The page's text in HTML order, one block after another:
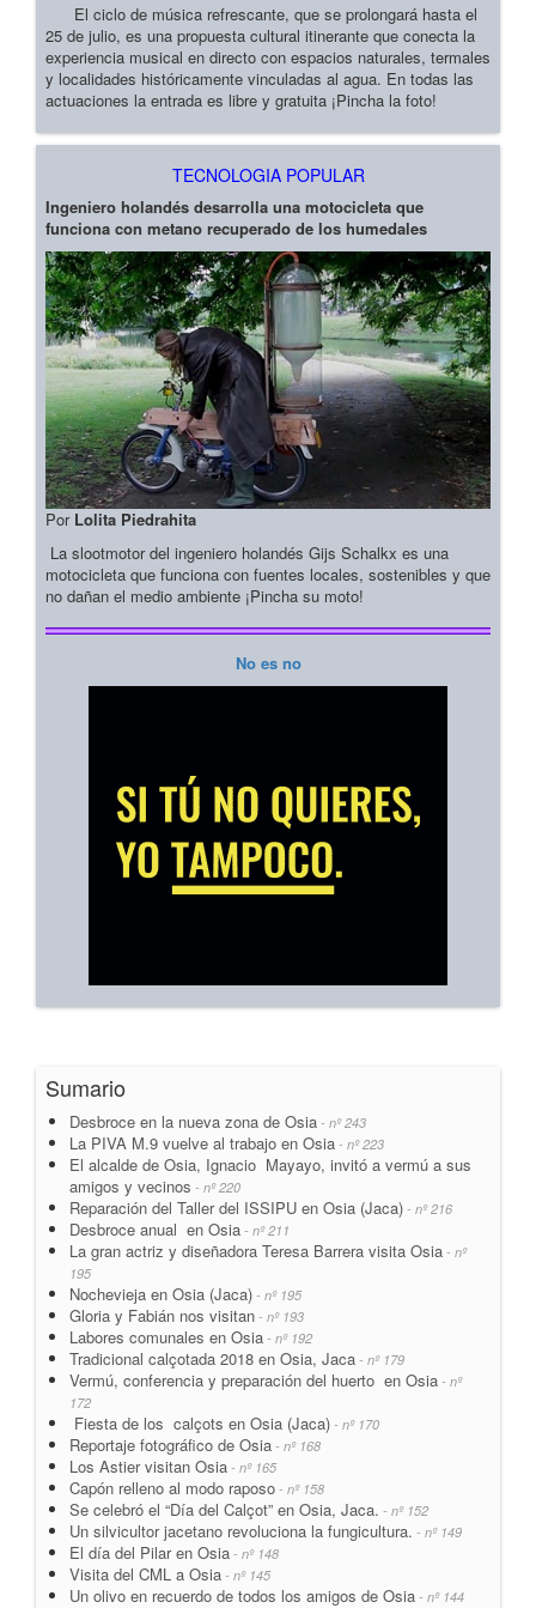
El ciclo de música refrescante, que se prolongará hasta el
25 de julio, es una propuesta cultural itinerante que conecta la
experiencia musical en directo con espacios naturales, termales
y localidades históricamente vinculadas al agua. En todas las
actuaciones la entrada es libre y gratuita ¡Pincha la foto!
TECNOLOGIA POPULAR
Ingeniero holandés desarrolla una motocicleta que
funciona con metano recuperado de los humedales
Por Lolita Piedrahita
La slootmotor del ingeniero holandés Gijs Schalkx es una
motocicleta que funciona con fuentes locales, sostenibles y que
no dañan el medio ambiente ¡Pincha su moto!
No es no
Sumario
Desbroce en la nueva zona de Osia - nº 243
La PIVA M.9 vuelve al trabajo en Osia - nº 223
El alcalde de Osia, Ignacio Mayayo, invitó a vermú a sus
amigos y vecinos - nº 220
Reparación del Taller del ISSIPU en Osia (Jaca) - nº 216
Desbroce anual en Osia - nº 211
La gran actriz y diseñadora Teresa Barrera visita Osia - nº
195
Nochevieja en Osia (Jaca) - nº 195
Gloria y Fabián nos visitan - nº 193
Labores comunales en Osia - nº 192
Tradicional calçotada 2018 en Osia, Jaca - nº 179
Vermú, conferencia y preparación del huerto en Osia - nº
172
Fiesta de los calçots en Osia (Jaca) - nº 170
Reportaje fotográfico de Osia - nº 168
Los Astier visitan Osia - nº 165
Capón relleno al modo raposo - nº 158
Se celebró el “Día del Calçot” en Osia, Jaca. - nº 152
Un silvicultor jacetano revoluciona la fungicultura. - nº 149
El día del Pilar en Osia - nº 148
Visita del CML a Osia - nº 145
Un olivo en recuerdo de todos los amigos de Osia - nº 144